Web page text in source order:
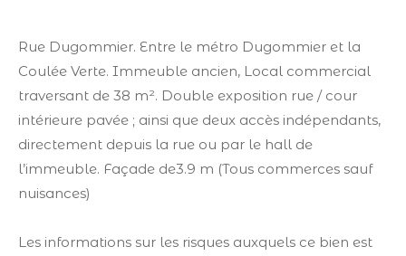
Rue Dugommier. Entre le métro Dugommier et la
Coulée Verte. Immeuble ancien, Local commercial
traversant de 38 m². Double exposition rue / cour
intérieure pavée ; ainsi que deux accès indépendants,
directement depuis la rue ou par le hall de
l’immeuble. Façade de3.9 m (Tous commerces sauf
nuisances)
Les informations sur les risques auxquels ce bien est